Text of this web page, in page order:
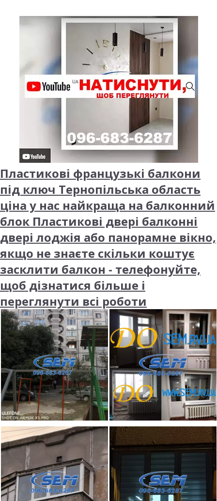
Пластикові французькі балкони
під ключ Тернопільська область
ціна у нас найкраща на балконний
блок Пластикові двері балконні
двері лоджія або панорамне вікно,
якщо не знаєте скільки коштує
засклити балкон - телефонуйте,
щоб дізнатися більше і
переглянути всі роботи